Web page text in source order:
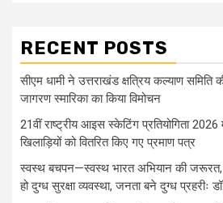
RECENT POSTS
सीएम धामी ने उत्तराखंड क्षत्रिय कल्याण समिति
जागरण स्मारिका का किया विमोचन
21वीं राष्ट्रीय आइस स्केटिंग प्रतियोगिता
खिलाड़ियों को वितरित किए गए प्रमाण पत्र
स्वस्थ बचपन—स्वस्थ भारत अभियान की जरूरत,
हो दुग्ध सुरक्षा व्यवस्था, जनता बने दुग्ध प्रहरीः